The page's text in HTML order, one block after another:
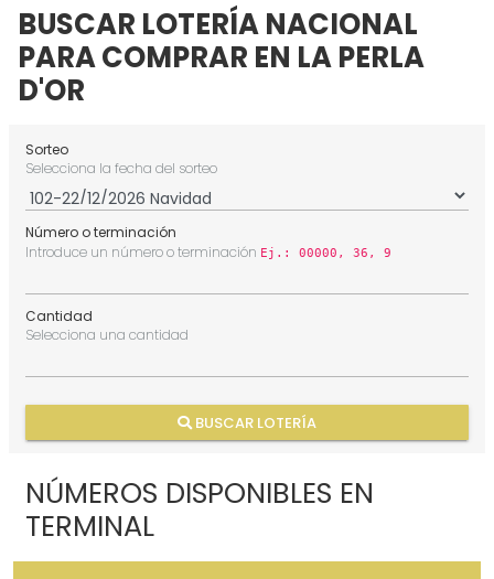
BUSCAR LOTERÍA NACIONAL
PARA COMPRAR EN LA PERLA
D'OR
Sorteo
Selecciona la fecha del sorteo
Número o terminación
Introduce un número o terminación Ej.: 00000, 36, 9
Cantidad
Selecciona una cantidad
BUSCAR LOTERÍA
NÚMEROS DISPONIBLES EN
TERMINAL